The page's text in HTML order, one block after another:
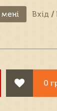
Вхід /
0